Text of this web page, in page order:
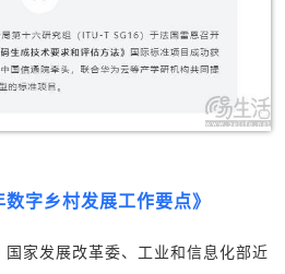
字乡村发展工作要点》
家发展改革委、工业和信息化部近